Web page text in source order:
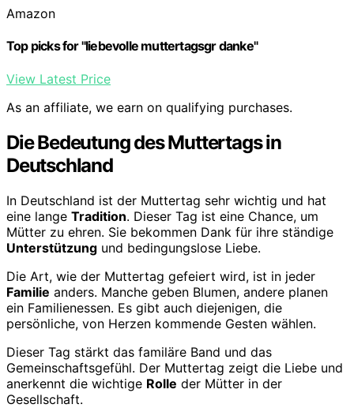
Amazon
Top picks for "liebevolle muttertagsgr danke"
View Latest Price
As an affiliate, we earn on qualifying purchases.
Die Bedeutung des Muttertags in
Deutschland
In Deutschland ist der Muttertag sehr wichtig und hat
eine lange Tradition. Dieser Tag ist eine Chance, um
Mütter zu ehren. Sie bekommen Dank für ihre ständige
Unterstützung und bedingungslose Liebe.
Die Art, wie der Muttertag gefeiert wird, ist in jeder
Familie anders. Manche geben Blumen, andere planen
ein Familienessen. Es gibt auch diejenigen, die
persönliche, von Herzen kommende Gesten wählen.
Dieser Tag stärkt das familäre Band und das
Gemeinschaftsgefühl. Der Muttertag zeigt die Liebe und
anerkennt die wichtige Rolle der Mütter in der
Gesellschaft.